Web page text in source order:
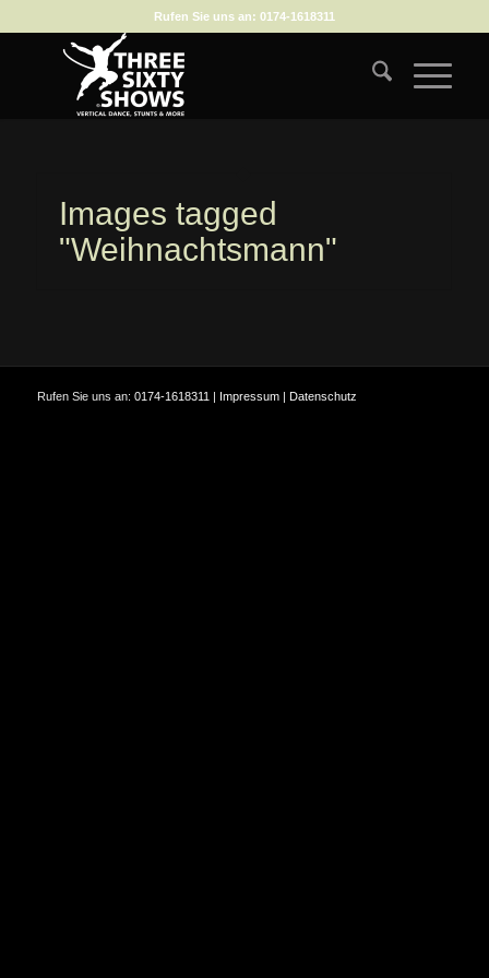
Rufen Sie uns an: 0174-1618311
Images tagged
"Weihnachtsmann"
Rufen Sie uns an: 0174-1618311 | Impressum| Datenschutz